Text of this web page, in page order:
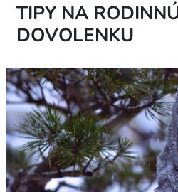
TIPY NA
DOVOLENKU